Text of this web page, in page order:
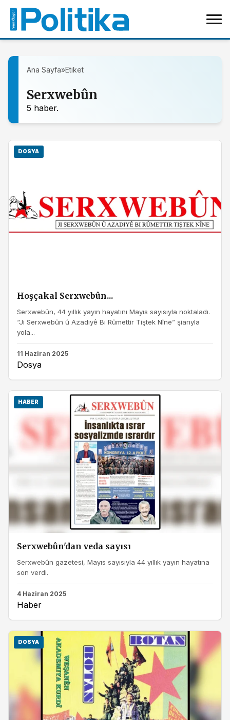
Ana Sayfa»Etiket
Serxwebûn
5 haber.
DOSYA
Hoşçakal Serxwebûn...
Serxwebûn, 44 yıllık yayın hayatını Mayıs sayısıyla noktaladı.
“Ji Serxwebûn û Azadiyê Bi Rûmettir Tiştek Nîne” şiarıyla
yola...
11 Haziran 2025
Dosya
HABER
Serxwebûn'dan veda sayısı
Serxwebûn gazetesi, Mayıs sayısıyla 44 yıllık yayın hayatına
son verdi.
4 Haziran 2025
Haber
DOSYA